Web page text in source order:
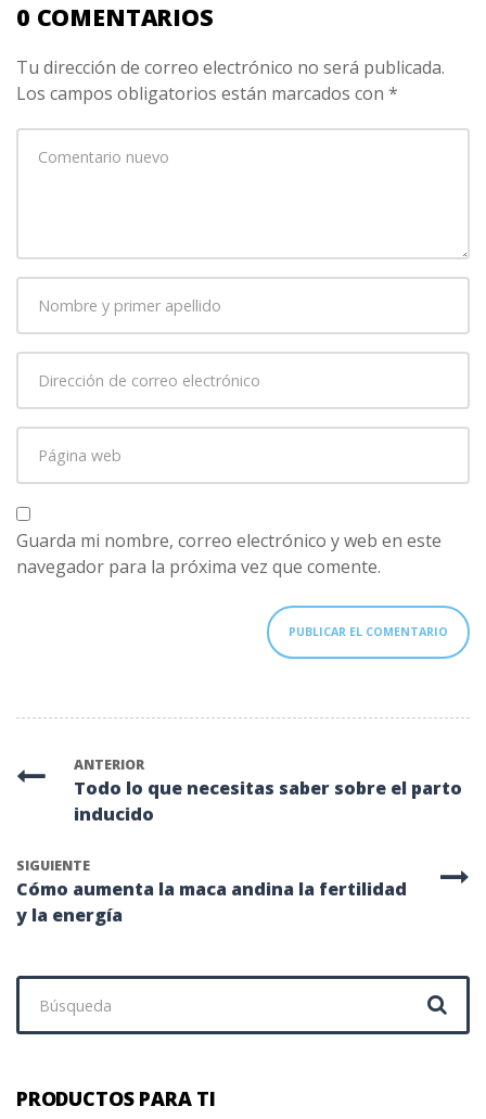
0 COMENTARIOS
Tu dirección de correo electrónico no será publicada.
Los campos obligatorios están marcados con *
comentario*
primer
correo
web
Guarda mi nombre, correo electrónico y web en este
navegador para la próxima vez que comente.
ANTERIOR
Todo lo que necesitas saber sobre el parto
inducido
SIGUIENTE
Cómo aumenta la maca andina la fertilidad
y la energía
PRODUCTOS PARA TI